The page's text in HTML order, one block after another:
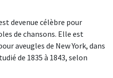
devenue célèbre pour
de chansons. Elle est
aveugles de New York, dans
de 1835 à 1843, selon